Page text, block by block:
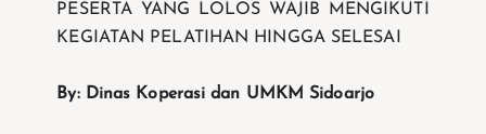
PESERTA YANG LOLOS WAJIB MENGIKUTI
KEGIATAN PELATIHAN HINGGA SELESAI
By: Dinas Koperasi dan UMKM Sidoarjo